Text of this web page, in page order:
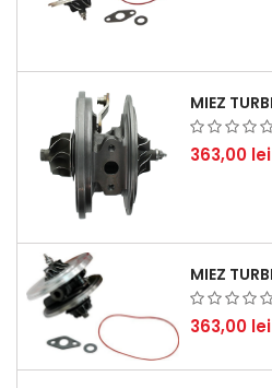
363,00 lei
363,00 lei